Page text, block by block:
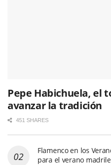
Pepe Habichuela, el
avanzar la tradición
451 SHARES
Flamenco en los
para el verano